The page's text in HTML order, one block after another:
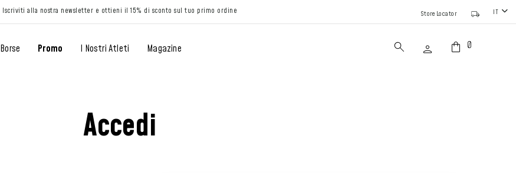
Iscriviti alla nostra newsletter e ottieni il 15% di sconto sul tuo primo ordine Store Locator IT
Borse Promo I Nostri Atleti Magazine 0
Accedi